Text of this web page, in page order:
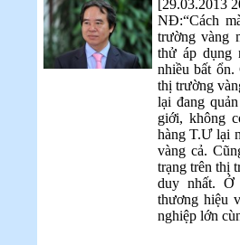
[29.03.2013
NĐ:“Cách
trường vàng
thử áp dụng
nhiều bất
thị trường
lại đang
giới, không
hàng T.Ư lại
vàng cả.
trạng trên thị
duy nhất.
thương hiệu
nghiệp lớn